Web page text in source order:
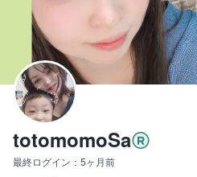
totomomoSa
最終ログイン： 5ヶ月前